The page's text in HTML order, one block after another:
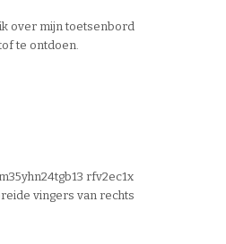
over mijn toetsenbord
te ontdoen.
rfv2ec1x
vingers van rechts